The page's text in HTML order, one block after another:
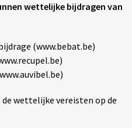
wettelijke bijdragen van
(www.bebat.be)
wettelijke vereisten op de